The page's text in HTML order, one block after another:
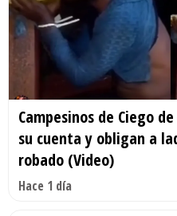
Campesinos de Ciego
su cuenta y obligan a
robado (Video)
Hace 1 día